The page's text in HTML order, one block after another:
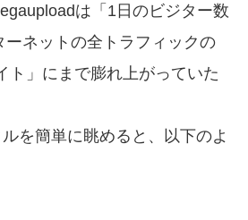
は「1日のビジター数
ーネットの全トラフィックの
ト」にまで膨れ上がっていた
を簡単に眺めると、以下のよ